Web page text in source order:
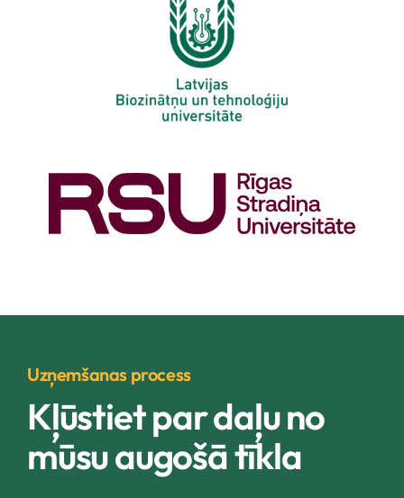
Uzņemšanas process
Kļūstiet par daļu no
mūsu augošā tīkla